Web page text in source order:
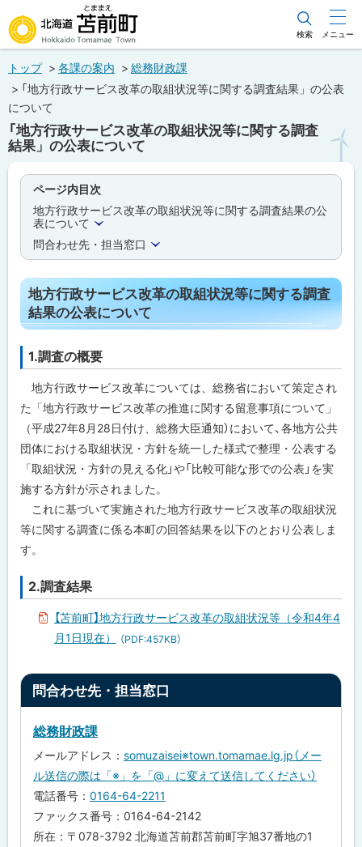
文
メ
ニ
ュ
ー
へ
北海道苫前町
Hokkaido Tomamae Town
検索 メニュー
トップ 各課の案内
総務財政課
「地方行政サービス改革の取組状況等に関する調査結果」の公表
について
「地方行政サービス改革の取組状況等に関する調査
結果」の公表について
ページ内目次
地方行政サービス改革の取組状況等に関する調査結果の公
表について
問合わせ先・担当窓口
地方行政サービス改革の取組状況等に関する調査
結果の公表について
1.調査の概要
地方行政サービス改革については、総務省において策定され
た「地方行政サービス改革の推進に関する留意事項について」
（平成27年8月28日付け、総務大臣通知）において、各地方公共
団体における取組状況・方針を統一した様式で整理・公表する
「取組状況・方針の見える化」や「比較可能な形での公表」を実
施する方針が示されました。
これに基づいて実施された地方行政サービス改革の取組状況
等に関する調査に係る本町の回答結果を以下のとおり公表しま
す。
2.調査結果
【苫前町】地方行政サービス改革の取組状況等（令和4年4
月1日現在）
（PDF:457KB）
ト
問合わせ先・担当窓口
総務財政課
メールアドレス： somuzaisei※town.tomamae.lg.jp（メー
ル送信の際は「※」を「@」に変えて送信してください）
電話番号： 0164-64-2211
ファックス番号：0164-64-2142
所在：〒078-3792 北海道苫前郡苫前町字旭37番地の1